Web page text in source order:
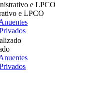
e LPCO
e LPCO